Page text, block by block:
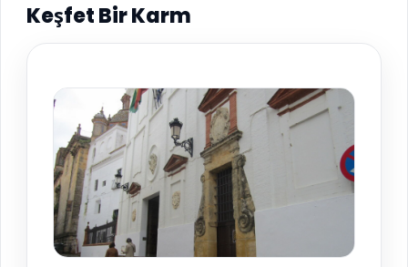
Keşfet Bir Karm